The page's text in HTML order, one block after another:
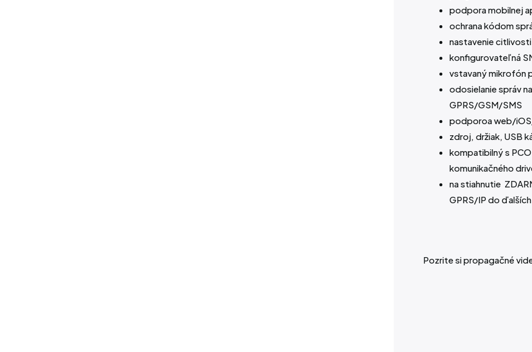
podpora mobilnej
ochrana kódom
nastavenie
konfigurovateľná
vstavaný mikrofón
odosielanie správ
GPRS/GSM/SMS
podporoa web/
zdroj, držiak, USB
kompatibilný s
komunikačného
na stiahnutie
GPRS/IP do
Pozrite si propagačné